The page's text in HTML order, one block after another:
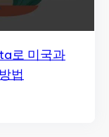
로 미국과
법